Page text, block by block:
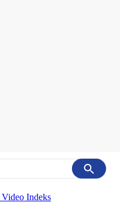
Cancel
Video Indeks